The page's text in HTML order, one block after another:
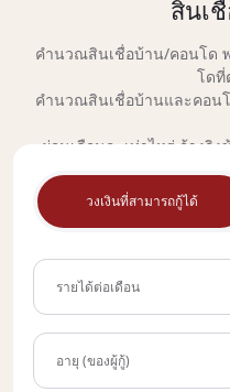
สินเ
คำนวณสินเชื่อบ้าน/คอนโด
โดที่
คำนวณสินเชื่อบ้านและคอนโ
ผ่อนเดือนละเท่าไหร่ อ้างอิ
วงเงินที่สามารถกู้ได้
รายได้ต่อเดือน
อายุ (ของผู้กู้)